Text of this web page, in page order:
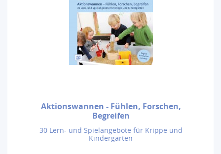
Aktionswannen - Fühlen, Forschen,
Begreifen
30 Lern- und Spielangebote für Krippe und
Kindergarten